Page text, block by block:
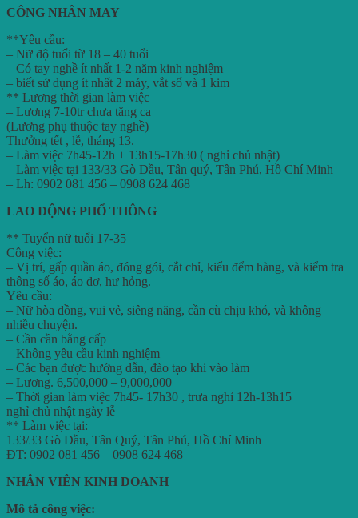
CÔNG NHÂN MAY
**Yêu cầu:
– Nữ độ tuổi từ 18 – 40 tuổi
– Có tay nghề ít nhất 1-2 năm kinh nghiệm
– biết sử dụng ít nhất 2 máy, vắt sổ và 1 kim
** Lương thời gian làm việc
– Lương 7-10tr chưa tăng ca
(Lương phụ thuộc tay nghề)
Thưởng tết , lễ, tháng 13.
– Làm việc 7h45-12h + 13h15-17h30 ( nghỉ chủ nhật)
– Làm việc tại 133/33 Gò Dầu, Tân quý, Tân Phú, Hồ Chí Minh
– Lh: 0902 081 456 – 0908 624 468
LAO ĐỘNG PHỔ THÔNG
** Tuyển nữ tuổi 17-35
Công việc:
– Vị trí, gấp quần áo, đóng gói, cắt chỉ, kiểu đểm hàng, và kiểm tra
thông số áo, áo dơ, hư hỏng.
Yêu cầu:
– Nữ hòa đồng, vui vẻ, siêng năng, cần cù chịu khó, và không
nhiều chuyện.
– Cần cần bằng cấp
– Không yêu cầu kinh nghiệm
– Các bạn được hướng dẫn, đào tạo khi vào làm
– Lương. 6,500,000 – 9,000,000
– Thời gian làm việc 7h45- 17h30 , trưa nghỉ 12h-13h15
nghỉ chủ nhật ngày lễ
** Làm việc tại:
133/33 Gò Dầu, Tân Quý, Tân Phú, Hồ Chí Minh
ĐT: 0902 081 456 – 0908 624 468
NHÂN VIÊN KINH DOANH
Mô tả công việc: